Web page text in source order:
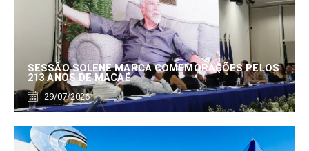
SESSÃO SOLENE MARCA COMEMORAÇÕES PELOS
213 ANOS DE MACAÉ
29/07/2026